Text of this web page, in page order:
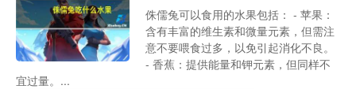
侏儒兔可以食用的水果包括： - 苹果：
含有丰富的维生素和微量元素，但需注
意不要喂食过多，以免引起消化不良。
- 香蕉：提供能量和钾元素，但同样不
宜过量。...